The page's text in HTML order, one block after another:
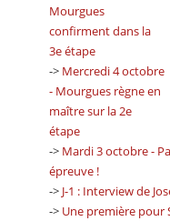
Mourgues
confirment dans la
3e étape
-> Mercredi 4 octobre
- Mourgues règne en
maître sur la 2e
étape
-> Mardi 3 octobre -
épreuve !
-> J-1 : Interview de
-> Une première pour